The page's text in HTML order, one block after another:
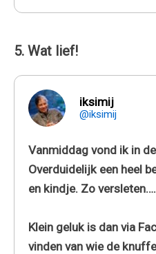
5. Wat lief!
iksimij
@iksimij
Vanmiddag vond ik in
Overduidelijk een heel
en kindje. Zo
Klein geluk is dan via
vinden van wie de